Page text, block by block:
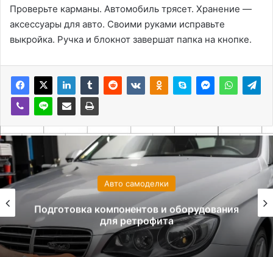
Проверьте карманы. Автомобиль трясет. Хранение —
аксессуары для авто. Своими руками исправьте
выкройка. Ручка и блокнот завершат папка на кнопке.
Авто самоделки
Подготовка компонентов и оборудования
для ретрофита